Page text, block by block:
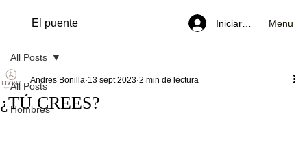
Iniciar sesiónMenu
El puente
All Posts
Hombres
All Posts
¿TÚ CREES?
Andres Bonilla 13 sept 2023 2 min de lectura